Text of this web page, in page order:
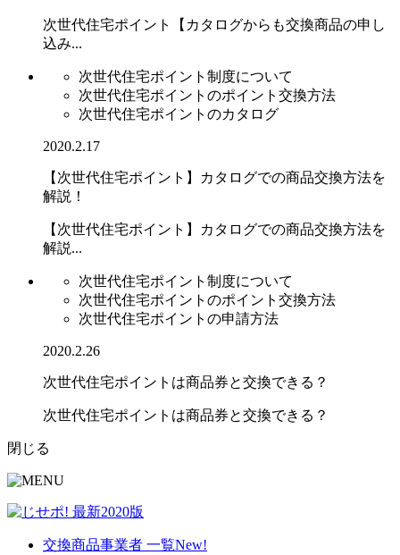
次世代住宅ポイント【カタログからも交換商品の申し
込み...
次世代住宅ポイント制度について
次世代住宅ポイントのポイント交換方法
次世代住宅ポイントのカタログ
2020.2.17
【次世代住宅ポイント】カタログでの商品交換方法を
解説！
【次世代住宅ポイント】カタログでの商品交換方法を
解説...
次世代住宅ポイント制度について
次世代住宅ポイントのポイント交換方法
次世代住宅ポイントの申請方法
2020.2.26
次世代住宅ポイントは商品券と交換できる？
次世代住宅ポイントは商品券と交換できる？
閉じる
交換商品事業者 一覧New!